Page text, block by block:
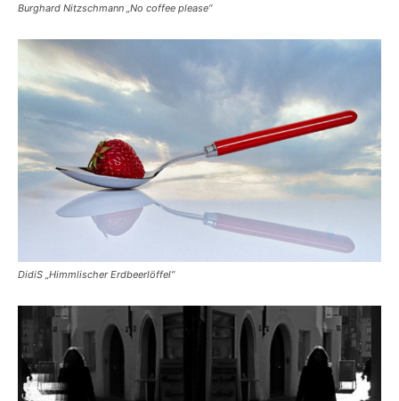
Burghard Nitzschmann „No coffee please“
DidiS „Himmlischer Erdbeerlöffel“